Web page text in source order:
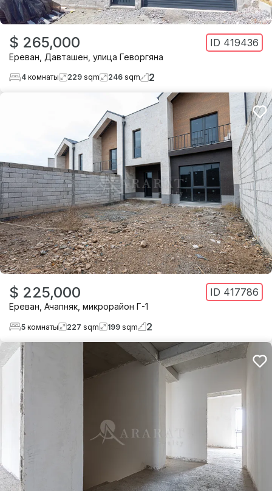
$ 265,000 ID 419436
Ереван Давташен улица Геворгяна
4 комнаты 229 sqm 246 sqm 2
$ 225,000 ID 417786
Ереван Ачапняк микрорайон Г-1
5 комнаты 227 sqm 199 sqm 2